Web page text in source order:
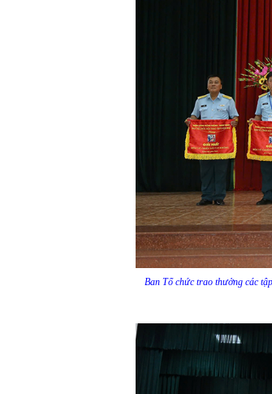
Ban Tổ chức trao thưởng các